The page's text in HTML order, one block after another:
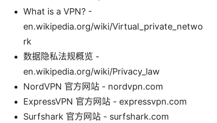
What is a VPN? -
en.wikipedia.org/wiki/Virtual_private_netwo
rk
数据隐私法规概览 -
en.wikipedia.org/wiki/Privacy_law
NordVPN 官方网站 - nordvpn.com
ExpressVPN 官方网站 - expressvpn.com
Surfshark 官方网站 - surfshark.com